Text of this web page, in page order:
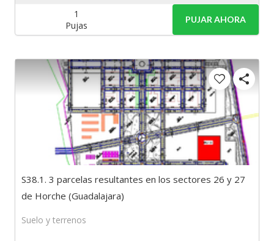
1
Pujas
PUJAR AHORA
S38.1. 3 parcelas resultantes en los sectores 26 y 27
de Horche (Guadalajara)
Suelo y terrenos